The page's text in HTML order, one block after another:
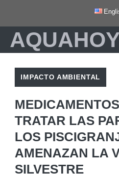
contenido
IMPACTO AMBIENTAL
TRATAR LAS
LOS
AMENAZAN LA
SILVESTRE